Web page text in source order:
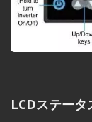
LCDステータ